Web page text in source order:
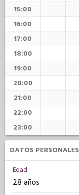
15:00
16:00
17:00
18:00
19:00
20:00
21:00
22:00
23:00
DATOS PERSONALES
Edad
28 años